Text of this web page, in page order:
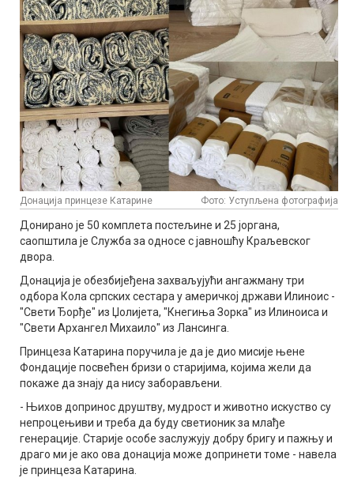
Донација принцезе Катарине Фото: Уступљена фотографија
Донирано је 50 комплета постељине и 25 јоргана,
саопштила је Служба за односе с јавношћу Краљевског
двора.
Донација је обезбијеђена захваљујући ангажману три
одбора Кола српских сестара у америчкој држави Илиноис -
"Свети Ђорђе" из Џолијета, "Кнегиња Зорка" из Илиноиса и
"Свети Архангел Михаило" из Лансинга.
Принцеза Катарина поручила је да је дио мисије њене
Фондације посвећен бризи о старијима, којима жели да
покаже да знају да нису заборављени.
- Њихов допринос друштву, мудрост и животно искуство су
непроцењиви и треба да буду светионик за млађе
генерације. Старије особе заслужују добру бригу и пажњу и
драго ми је ако ова донација може допринети томе - навела
је принцеза Катарина.